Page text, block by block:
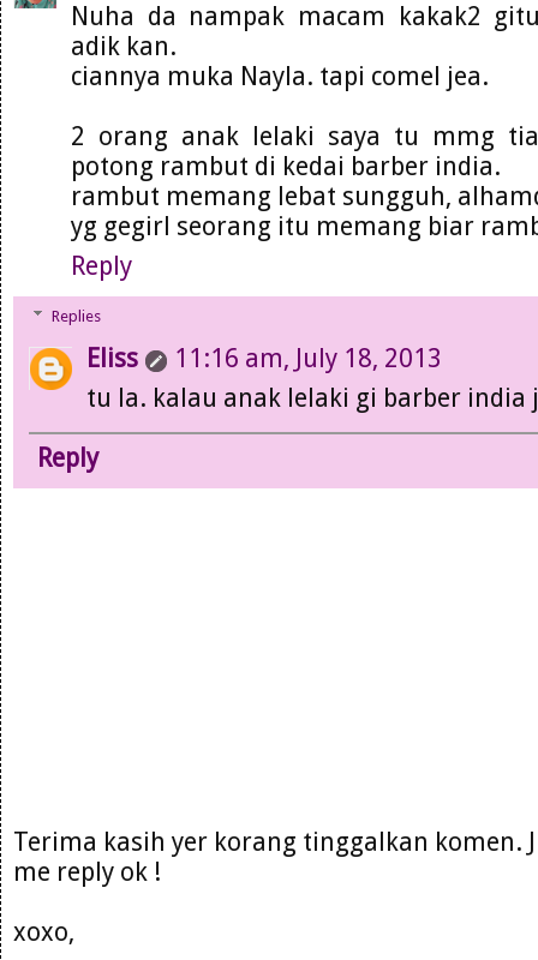
Nuha da nampak macam kakak2
adik kan.
ciannya muka Nayla. tapi comel jea.
2 orang anak lelaki saya tu mmg
potong rambut di kedai barber india.
rambut memang lebat sungguh,
yg gegirl seorang itu memang biar
Reply
Replies
Eliss
11:16 am, July 18, 2013
tu la. kalau anak lelaki gi barber india
Reply
Terima kasih yer korang tinggalkan komen.
me reply ok !
xoxo,